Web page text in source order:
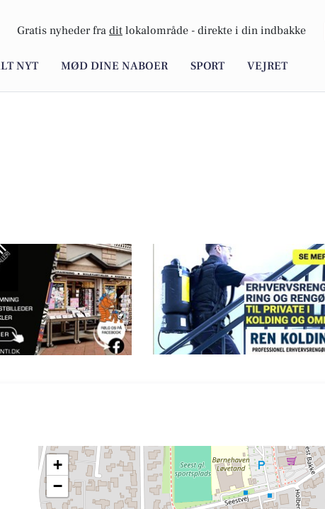
Gratis nyheder fra dit lokalområde - direkte i din indbakke
NYT MØD DINE NABOER SPORT VEJRET
+
−